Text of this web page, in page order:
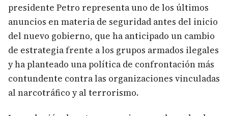
presidente Petro representa uno de los últimos
anuncios en materia de seguridad antes del inicio
del nuevo gobierno, que ha anticipado un cambio
de estrategia frente a los grupos armados ilegales
y ha planteado una política de confrontación más
contundente contra las organizaciones vinculadas
al narcotráfico y al terrorismo.